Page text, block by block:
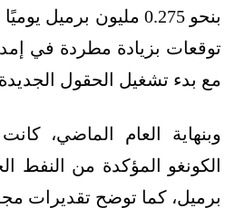
بنحو 0.275 مليون
توقعات بزيادة مطردة في
مع بدء تشغيل الحقول
وبنهاية العام الماضي،
برميل، كما توضح تقديرات